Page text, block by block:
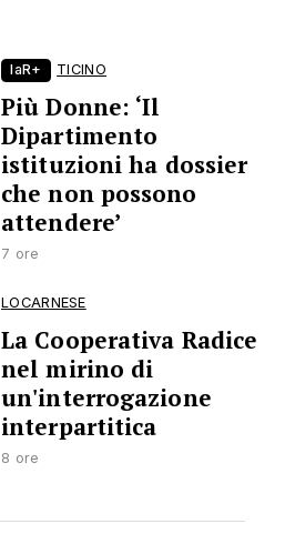
laR+ TICINO
Più Donne: ‘Il
Dipartimento
istituzioni ha dossier
che non possono
attendere’
7 ore
LOCARNESE
La Cooperativa Radice
nel mirino di
un'interrogazione
interpartitica
8 ore